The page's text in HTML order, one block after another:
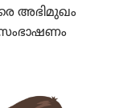
അഭിമു​ഖം